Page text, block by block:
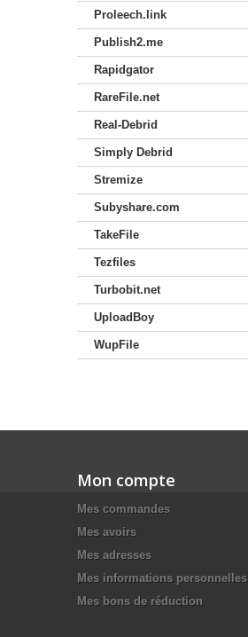
Proleech.link
Publish2.me
Rapidgator
RareFile.net
Real-Debrid
Simply Debrid
Stremize
Subyshare.com
TakeFile
Tezfiles
Turbobit.net
UploadBoy
WupFile
Mon compte
Mes commandes
Mes avoirs
Mes adresses
Mes informations personnelles
Mes bons de réduction